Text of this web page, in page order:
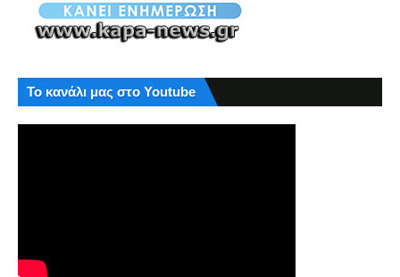
Το κανάλι μας στο Youtube